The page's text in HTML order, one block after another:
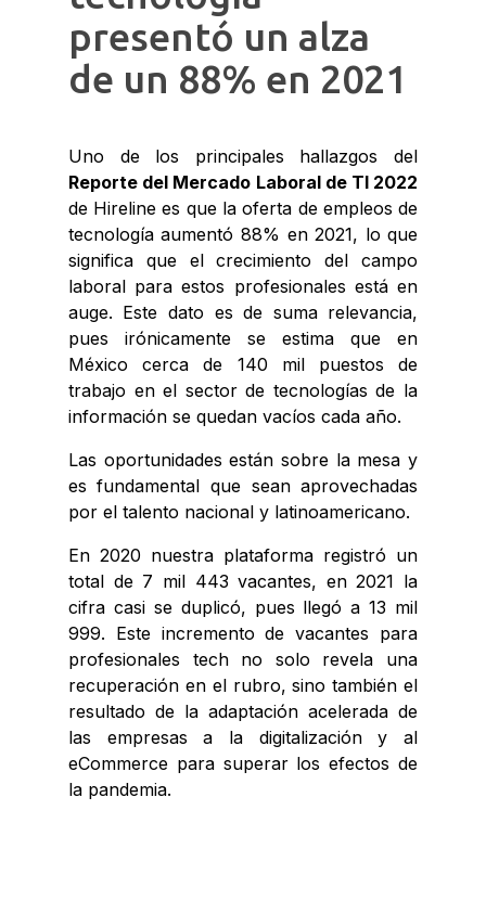
presentó un alza
de un 88% en 2021
Uno de los principales hallazgos del
Reporte del Mercado Laboral de TI 2022
de Hireline es que la oferta de empleos de
tecnología aumentó 88% en 2021, lo que
significa que el crecimiento del campo
laboral para estos profesionales está en
auge. Este dato es de suma relevancia,
pues irónicamente se estima que en
México cerca de 140 mil puestos de
trabajo en el sector de tecnologías de la
información se quedan vacíos cada año.
Las oportunidades están sobre la mesa y
es fundamental que sean aprovechadas
por el talento nacional y latinoamericano.
En 2020 nuestra plataforma registró un
total de 7 mil 443 vacantes, en 2021 la
cifra casi se duplicó, pues llegó a 13 mil
999. Este incremento de vacantes para
profesionales tech no solo revela una
recuperación en el rubro, sino también el
resultado de la adaptación acelerada de
las empresas a la digitalización y al
eCommerce para superar los efectos de
la pandemia.